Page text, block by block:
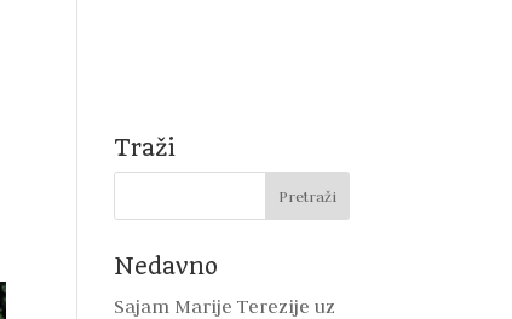
Traži
Nedavno
Sajam Marije Terezije uz